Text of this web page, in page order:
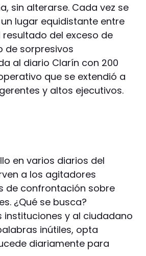
sin alterarse. Cada vez se
lugar equidistante entre
del exceso de
de sorpresivos
al diario Clarín con 200
que se extendió a
y altos ejecutivos.
en varios diarios del
a los agitadores
de confrontación sobre
¿Qué se busca?
y al ciudadano
inútiles, opta
diariamente para